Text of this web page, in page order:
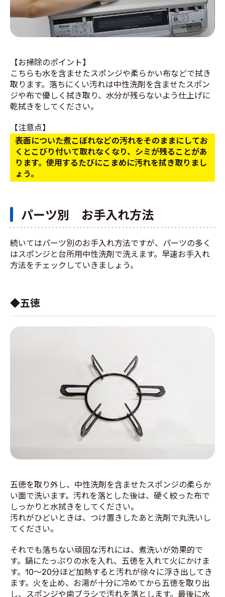
【お掃除のポイント】
こちらも水を含ませたスポンジや柔らかい布などで拭き
取ります。落ちにくい汚れは中性洗剤を含ませたスポン
ジや布で優しく拭き取り、水分が残らないよう仕上げに
乾拭きをしてください。
【注意点】
表面についた煮こぼれなどの汚れをそのままにしてお
くとこびり付いて取れなくなり、シミが残ることがあ
ります。使用するたびにこまめに汚れを拭き取りまし
ょう。
パーツ別 お手入れ方法
続いてはパーツ別のお手入れ方法ですが、パーツの多く
はスポンジと台所用中性洗剤で洗えます。早速お手入れ
方法をチェックしていきましょう。
◆五徳
五徳を取り外し、中性洗剤を含ませたスポンジの柔らか
い面で洗います。汚れを落とした後は、硬く絞った布で
しっかりと水拭きをしてください。
汚れがひどいときは、つけ置きしたあと洗剤で丸洗いし
てください。
それでも落ちない頑固な汚れには、煮洗いが効果的で
す。鍋にたっぷりの水を入れ、五徳を入れて火にかけま
す。10～20分ほど加熱すると汚れが徐々に浮き出してき
ます。火を止め、お湯が十分に冷めてから五徳を取り出
し、スポンジや歯ブラシで汚れを落とします。最後に水